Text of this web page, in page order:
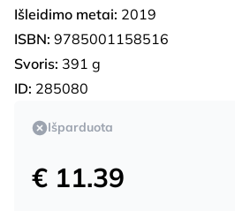
Išleidimo metai: 2019
ISBN: 9785001158516
Svoris: 391 g
ID: 285080
Išparduota
€ 11.39